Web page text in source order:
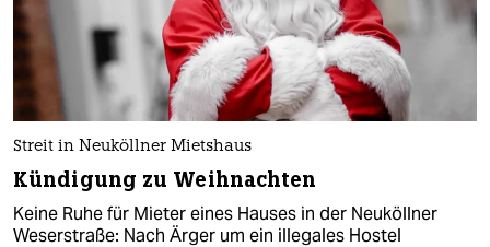
Streit in Neuköllner Mietshaus
Kündigung zu Weihnachten
Keine Ruhe für Mieter eines Hauses in der Neuköllner
Weserstraße: Nach Ärger um ein illegales Hostel